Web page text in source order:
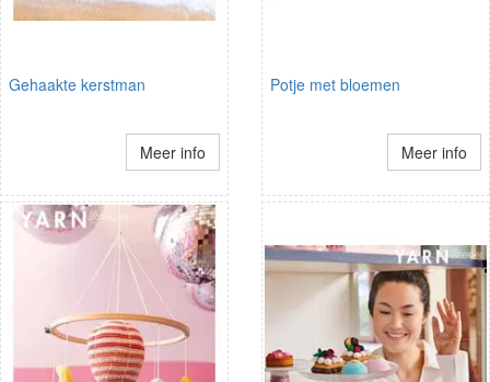
Gehaakte kerstman
Meer info
Potje met bloemen
Meer info